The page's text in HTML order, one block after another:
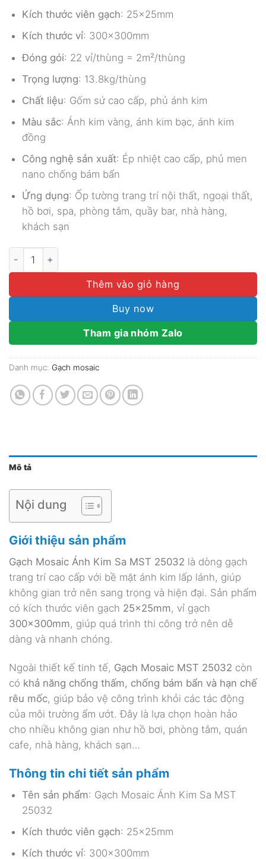
Kích thước viên gạch: 25x25mm
Kích thước vỉ: 300x300mm
Đóng gói: 22 vỉ/thùng = 2m²/thùng
Trọng lượng: 13.8kg/thùng
Chất liệu: Gốm sứ cao cấp, phủ ánh kim
Màu sắc: Ánh kim vàng, ánh kim bạc, ánh kim
đồng
Công nghệ sản xuất: Ép nhiệt cao cấp, phủ men
nano chống bám bẩn
Ứng dụng: Ốp tường trang trí nội thất, ngoại thất,
hồ bơi, spa, phòng tắm, quầy bar, nhà hàng,
khách sạn
GẠCH MOSAIC ÁNH KIM SA MST 25032 số lượng
Thêm vào giỏ hàng
Buy now
Tham gia nhóm Zalo
Danh mục: Gạch mosaic
Mô tả
Nội dung
Giới thiệu sản phẩm
Gạch Mosaic Ánh Kim Sa MST 25032 là dòng gạch
trang trí cao cấp với bề mặt ánh kim lấp lánh, giúp
không gian trở nên sang trọng và hiện đại. Sản phẩm
có kích thước viên gạch 25x25mm, vỉ gạch
300x300mm, giúp quá trình thi công trở nên dễ
dàng và nhanh chóng.
Ngoài thiết kế tinh tế, Gạch Mosaic MST 25032 còn
có khả năng chống thấm, chống bám bẩn và hạn chế
rêu mốc, giúp bảo vệ công trình khỏi các tác động
của môi trường ẩm ướt. Đây là lựa chọn hoàn hảo
cho nhiều không gian như hồ bơi, phòng tắm, quán
cafe, nhà hàng, khách sạn…
Thông tin chi tiết sản phẩm
Tên sản phẩm: Gạch Mosaic Ánh Kim Sa MST
25032
Kích thước viên gạch: 25x25mm
Kích thước vỉ: 300x300mm